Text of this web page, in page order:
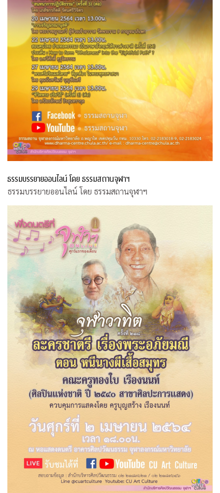
ธรรมบรรยายออนไลน์ โดย ธรรมสถานจุฬาฯ
ธรรมบรรยายออนไลน์ โดย ธรรมสถานจุฬาฯ